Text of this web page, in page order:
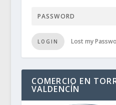
LOGIN Lost my
COMERCIO EN
VALDENCÍN